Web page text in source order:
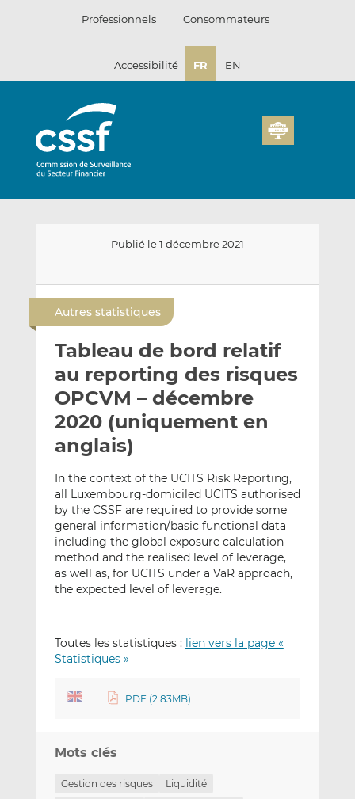
Professionnels Consommateurs
Accessibilité FR EN
Publié le 1 décembre 2021
n
v
y
e
r
p
a
m
a
i
l
a
g
e
r
s
L
i
n
k
e
d
I
a
r
s
F
a
c
e
b
o
o
Autres statistiques
Tableau de bord relatif
au reporting des risques
OPCVM – décembre
2020 (uniquement en
anglais)
In the context of the UCITS Risk Reporting,
all Luxembourg-domiciled UCITS authorised
by the CSSF are required to provide some
general information/basic functional data
including the global exposure calculation
method and the realised level of leverage,
as well as, for UCITS under a VaR approach,
the expected level of leverage.
Toutes les statistiques : lien vers la page «
Statistiques »
PDF (2.83MB)
Mots clés
Gestion des risques
Liquidité